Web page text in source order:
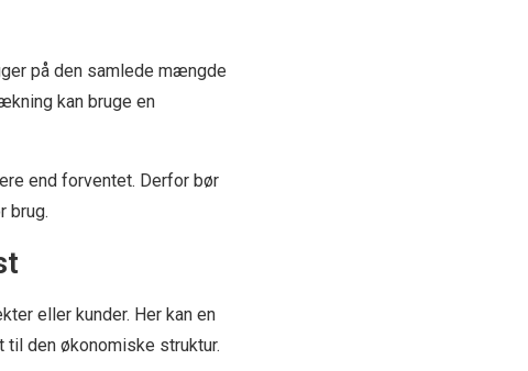
på den samlede mængde
kan bruge en
end forventet. Derfor bør
brug.
eller kunder. Her kan en
den økonomiske struktur.